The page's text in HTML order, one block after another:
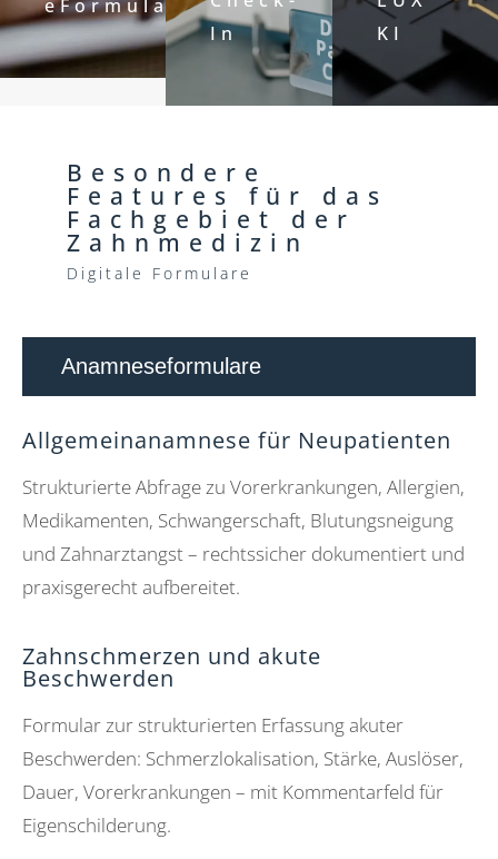
eFormulare
In
KI
Besondere
Features für das
Fachgebiet der
Zahnmedizin
Digitale Formulare
Anamneseformulare
Allgemeinanamnese für Neupatienten
Strukturierte Abfrage zu Vorerkrankungen, Allergien,
Medikamenten, Schwangerschaft, Blutungsneigung
und Zahnarztangst – rechtssicher dokumentiert und
praxisgerecht aufbereitet.
Zahnschmerzen und akute
Beschwerden
Formular zur strukturierten Erfassung akuter
Beschwerden: Schmerzlokalisation, Stärke, Auslöser,
Dauer, Vorerkrankungen – mit Kommentarfeld für
Eigenschilderung.